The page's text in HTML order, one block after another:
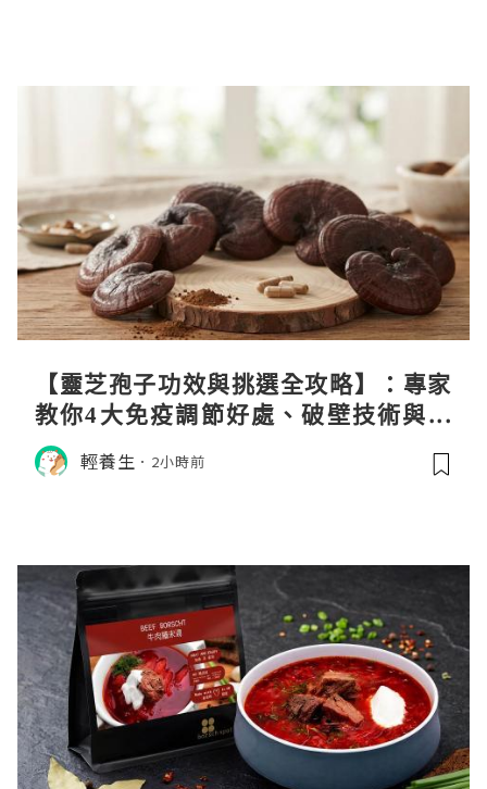
【靈芝孢子功效與挑選全攻略】：專家
教你4大免疫調節好處、破壁技術與挑
選秘訣
輕養生 2小時前